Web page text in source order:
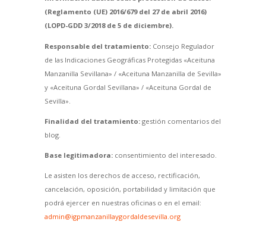
(Reglamento (UE) 2016/679 del 27 de abril 2016)
(LOPD-GDD 3/2018 de 5 de diciembre).
Responsable del tratamiento:Consejo Regulador
de las Indicaciones Geográficas Protegidas «Aceituna
Manzanilla Sevillana» / «Aceituna Manzanilla de Sevilla»
y «Aceituna Gordal Sevillana» / «Aceituna Gordal de
Sevilla».
Finalidad del tratamiento:gestión comentarios del
blog.
Base legitimadora:consentimiento del interesado.
Le asisten los derechos de acceso, rectificación,
cancelación, oposición, portabilidad y limitación que
podrá ejercer en nuestras oficinas o en el email:
admin@igpmanzanillaygordaldesevilla.org